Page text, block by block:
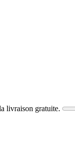
livraison gratuite.